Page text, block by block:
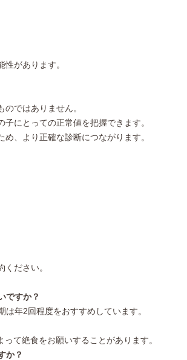
があります。
ではありません。
にとっての正常値を把握できます。
、より正確な診断につながります。
ださい。
ですか？
年2回程度をおすすめしています。
て絶食をお願いすることがあります。
か？